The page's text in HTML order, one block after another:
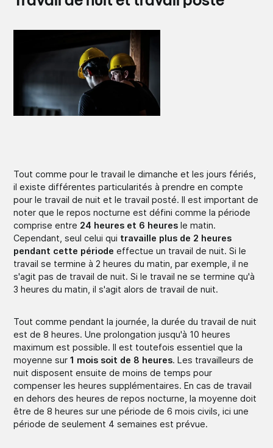
Tout comme pour le travail le dimanche et les jours fériés,
il existe différentes particularités à prendre en compte
pour le travail de nuit et le travail posté. Il est important de
noter que le repos nocturne est défini comme la période
comprise entre 24 heures et 6 heures le matin.
Cependant, seul celui qui travaille plus de 2 heures
pendant cette période effectue un travail de nuit. Si le
travail se termine à 2 heures du matin, par exemple, il ne
s'agit pas de travail de nuit. Si le travail ne se termine qu'à
3 heures du matin, il s'agit alors de travail de nuit.
Tout comme pendant la journée, la durée du travail de nuit
est de 8 heures. Une prolongation jusqu'à 10 heures
maximum est possible. Il est toutefois essentiel que la
moyenne sur1 mois soit de 8 heures. Les travailleurs de
nuit disposent ensuite de moins de temps pour
compenser les heures supplémentaires. En cas de travail
en dehors des heures de repos nocturne, la moyenne doit
être de 8 heures sur une période de 6 mois civils, ici une
période de seulement 4 semaines est prévue.